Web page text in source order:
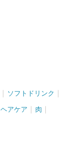
ソフトドリンク
ヘアケア 肉